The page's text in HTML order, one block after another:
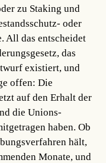
zu Staking und
oder
All das entscheidet
das
existiert, und
offen: Die
auf den Erhalt der
die Unions-
haben. Ob
hält,
Monate, und